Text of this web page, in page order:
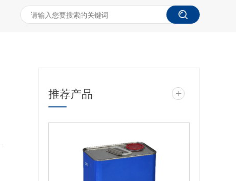
推荐产品 +